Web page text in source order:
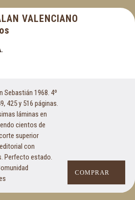
VALENCIANO
Sebastián 1968. 4º
425 y 516 páginas.
láminas en
cientos de
superior
con
Perfecto estado.
COMPRAR